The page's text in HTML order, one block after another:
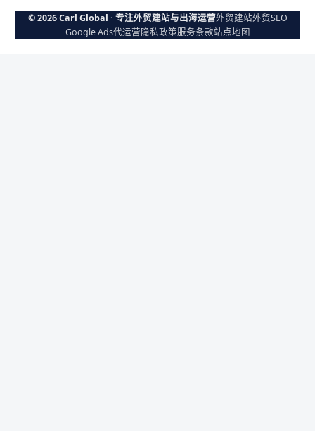
© 2026 Carl Global · 专注外贸建站与出海运营外贸建站外贸SEO
Google Ads代运营隐私政策服务条款站点地图